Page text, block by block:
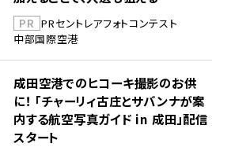
PR PRセントレアフォトコンテスト
中部国際空港
成田空港でのヒコーキ撮影のお供
に！ 「チャーリィ古庄とサバンナが案
内する航空写真ガイド in 成田」配信
スタート